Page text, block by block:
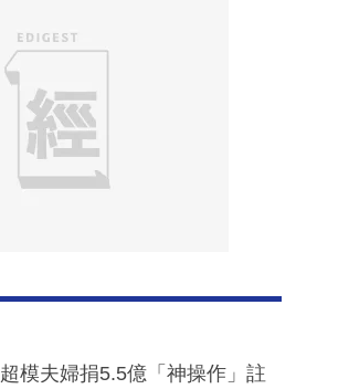
超模夫婦捐5.5億「神操作」註